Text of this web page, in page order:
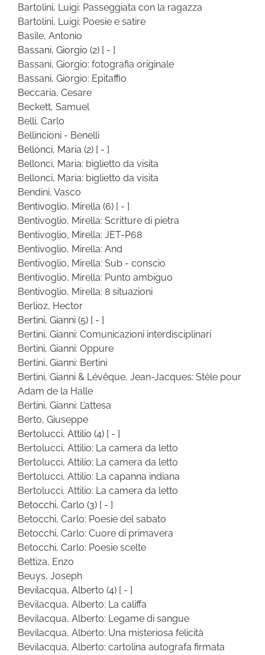
Bartolini, Luigi: Passeggiata con la ragazza
Bartolini, Luigi: Poesie e satire
Basile, Antonio
Bassani, Giorgio (2) [ - ]
Bassani, Giorgio: fotografia originale
Bassani, Giorgio: Epitaffio
Beccaria, Cesare
Beckett, Samuel
Belli, Carlo
Bellincioni - Benelli
Bellonci, Maria (2) [ - ]
Bellonci, Maria: biglietto da visita
Bellonci, Maria: biglietto da visita
Bendini, Vasco
Bentivoglio, Mirella (6) [ - ]
Bentivoglio, Mirella: Scritture di pietra
Bentivoglio, Mirella: JET-P68
Bentivoglio, Mirella: And
Bentivoglio, Mirella: Sub - conscio
Bentivoglio, Mirella: Punto ambiguo
Bentivoglio, Mirella: 8 situazioni
Berlioz, Hector
Bertini, Gianni (5) [ - ]
Bertini, Gianni: Comunicazioni interdisciplinari
Bertini, Gianni: Oppure
Bertini, Gianni: Bertini
Bertini, Gianni & Lévêque, Jean-Jacques: Stèle pour
Adam de la Halle
Bertini, Gianni: L’attesa
Berto, Giuseppe
Bertolucci, Attilio (4) [ - ]
Bertolucci, Attilio: La camera da letto
Bertolucci, Attilio: La camera da letto
Bertolucci, Attilio: La capanna indiana
Bertolucci, Attilio: La camera da letto
Betocchi, Carlo (3) [ - ]
Betocchi, Carlo: Poesie del sabato
Betocchi, Carlo: Cuore di primavera
Betocchi, Carlo: Poesie scelte
Bettiza, Enzo
Beuys, Joseph
Bevilacqua, Alberto (4) [ - ]
Bevilacqua, Alberto: La califfa
Bevilacqua, Alberto: Legame di sangue
Bevilacqua, Alberto: Una misteriosa felicità
Bevilacqua, Alberto: cartolina autografa firmata